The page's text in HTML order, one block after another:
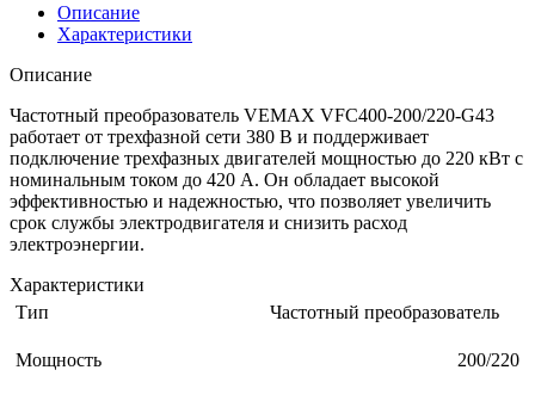
Описание
Характеристики
Описание
Частотный преобразователь VEMAX VFC400-200/220-G43
работает от трехфазной сети 380 В и поддерживает
подключение трехфазных двигателей мощностью до 220 кВт с
номинальным током до 420 А. Он обладает высокой
эффективностью и надежностью, что позволяет увеличить
срок службы электродвигателя и снизить расход
электроэнергии.
Характеристики
Тип
Частотный преобразователь
Мощность 200/220